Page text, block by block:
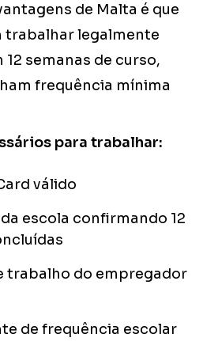
de Malta é que
trabalhar legalmente
semanas de curso,
frequência mínima
para trabalhar:
válido
escola confirmando 12
trabalho do empregador
de frequência escolar